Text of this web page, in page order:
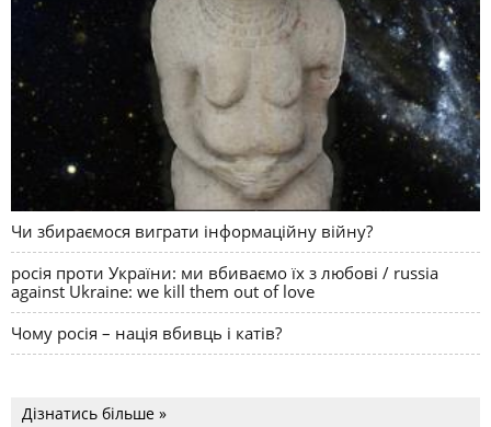
Чи збираємося виграти інформаційну війну?
росія проти України: ми вбиваємо їх з любові / russia
against Ukraine: we kill them out of love
Чому росія – нація вбивць і катів?
Дізнатись більше »